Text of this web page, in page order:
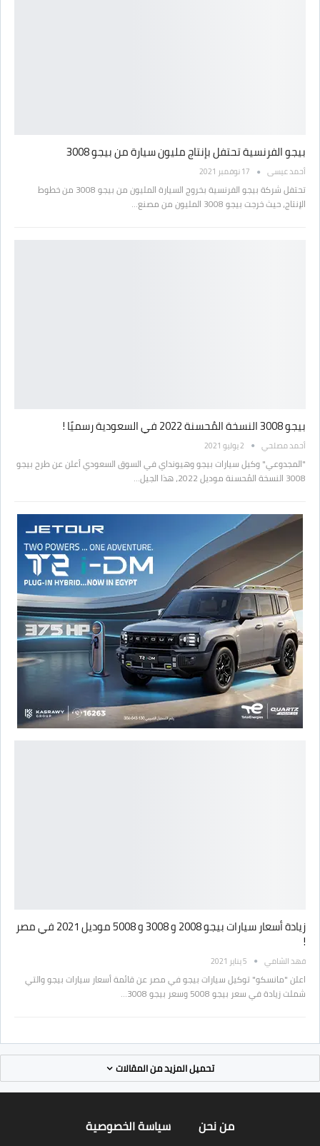
بيجو الفرنسية تحتفل بإنتاج مليون سيارة من بيجو 3008
أحمد عيسى 17 نوفمبر 2021
تحتفل شركة بيجو الفرنسية بخروج السيارة المليون من بيجو 3008 من خطوط
الإنتاج، حيث خرجت بيجو 3008 المليون من مصنع…
بيجو 3008 النسخة المُحسنة 2022 في السعودية رسميًا !
أحمد مصلحي 2 يوليو 2021
"المجدوعي" وكيل سيارات بيجو وهيونداي في السوق السعودي أعلن عن طرح بيجو
3008 النسخة المُحسنة موديل 2022، هذا الجيل…
زيادة أسعار سيارات بيجو 2008 و 3008 و 5008 موديل 2021 في مصر
!
فهد الشامي 5 يناير 2021
اعلن "مانسكو" توكيل سيارات بيجو في مصر عن قائمة أسعار سيارات بيجو والتي
شملت زيادة في سعر بيجو 5008 وسعر بيجو 3008…
تحميل المزيد من المقالات
من نحن سياسة الخصوصية